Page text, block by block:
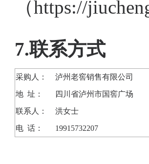
（https://
7.联系方式
采购人 ： 泸州老窖销售有限公司
地 址： 四川 省泸州市国窖广场
联系人： 洪女士
电 话： 19915732207